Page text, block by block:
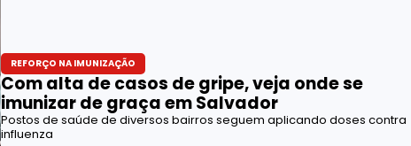
REFORÇO NA IMUNIZAÇÃO
Com alta de casos de gripe, veja onde se
imunizar de graça em Salvador
Postos de saúde de diversos bairros seguem aplicando doses contra
influenza